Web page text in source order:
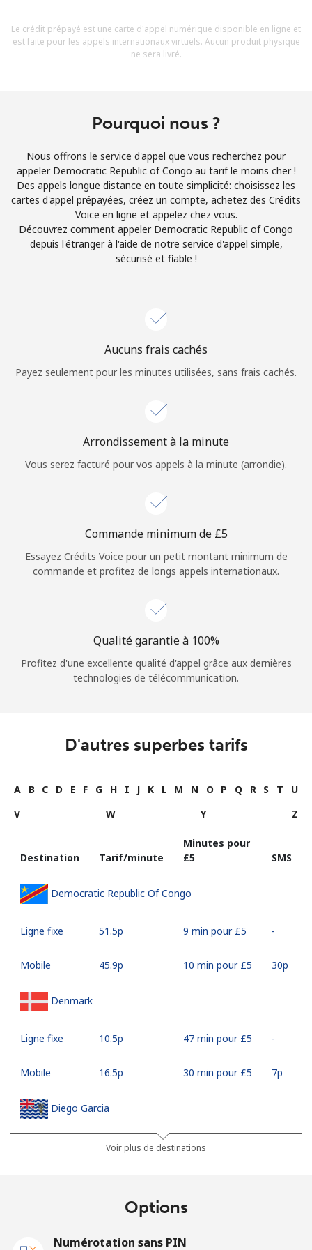
S'inscrire
Bonjour!
Identifiez-vous ouINSCRIVEZ-VOUS →
Login
ou
Le crédit prépayé est une carte d'appel numérique disponible en ligne et
est faite pour les appels internationaux virtuels. Aucun produit physique
ne sera livré.
Pourquoi nous ?
Nous offrons le service d'appel que vous recherchez pour
appeler Democratic Republic of Congo au tarif le moins cher !
Des appels longue distance en toute simplicité: choisissez les
cartes d'appel prépayées, créez un compte, achetez des Crédits
Voice en ligne et appelez chez vous.
Découvrez comment appeler Democratic Republic of Congo
depuis l'étranger à l'aide de notre service d'appel simple,
sécurisé et fiable !
Aucuns frais cachés
Payez seulement pour les minutes utilisées, sans frais cachés.
Arrondissement à la minute
Vous serez facturé pour vos appels à la minute (arrondie).
Commande minimum de ⁦£5⁩
Essayez Crédits Voice pour un petit montant minimum de
commande et profitez de longs appels internationaux.
Qualité garantie à 100%
Profitez d'une excellente qualité d'appel grâce aux dernières
technologies de télécommunication.
D'autres superbes tarifs
A B C D E F G H I J K L M N O P Q R S T
U
V
W Y Z
Destination Tarif/minute
Minutes pour
⁦£5⁩
SMS
Democratic Republic Of Congo
Ligne fixe ⁦51.5p⁩ 9 min pour ⁦£5⁩ -
Mobile ⁦45.9p⁩ 10 min pour ⁦£5⁩ ⁦30p⁩
Denmark
Ligne fixe ⁦10.5p⁩ 47 min pour ⁦£5⁩ -
Mobile ⁦16.5p⁩ 30 min pour ⁦£5⁩ ⁦7p⁩
Diego Garcia
⁦142.9p⁩ 3 min pour ⁦£5⁩
Voir plus de destinations
Options
Numérotation sans PIN